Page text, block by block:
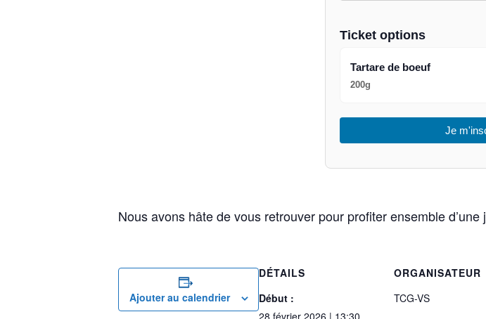
Ticket options
Tartare de boeuf
200g
Je
Nous avons hâte de vous retrouver pour profiter ensemble
Ajouter au calendrier
DÉTAILS
Début :
28 février 2026 | 13:30
ORGANISATEUR
TCG-VS